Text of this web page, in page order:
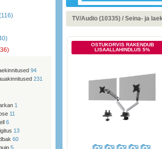
94
231
1
11
6
13
60
5
TV/Audio (10335) / Seina- ja
OSTUKORVIS RAKENDUB
LISAALLAHINDLUS 5%